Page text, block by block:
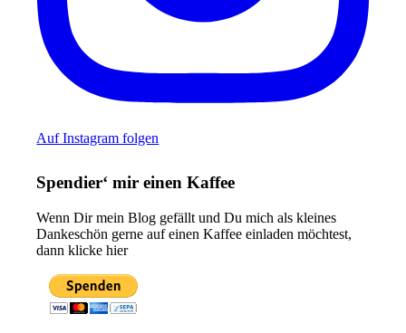
Auf Instagram folgen
Spendier‘ mir einen Kaffee
Wenn Dir mein Blog gefällt und Du mich als kleines
Dankeschön gerne auf einen Kaffee einladen möchtest,
dann klicke hier